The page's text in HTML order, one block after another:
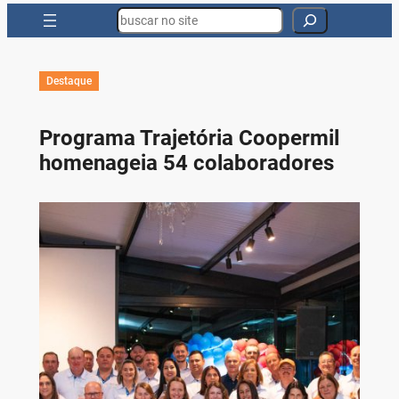
Search
Destaque
Programa Trajetória Coopermil
homenageia 54 colaboradores